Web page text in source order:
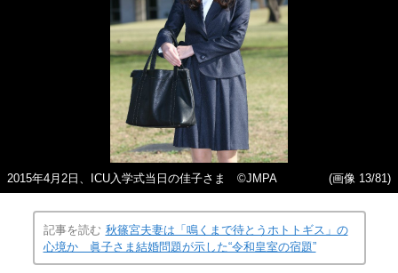
2015年4月2日、ICU入学式当日の佳子さま ©JMPA (画像 13/81)
記事を読む 秋篠宮夫妻は「鳴くまで待とうホトトギス」の
心境か 眞子さま結婚問題が示した“令和皇室の宿題”